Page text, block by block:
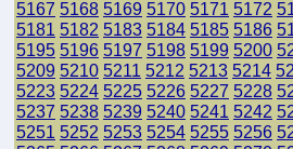
5167 5168 5169 5170 5171 5172
5181 5182 5183 5184 5185 5186
5195 5196 5197 5198 5199 5200
5209 5210 5211 5212 5213 5214
5223 5224 5225 5226 5227 5228
5237 5238 5239 5240 5241 5242
5251 5252 5253 5254 5255 5256